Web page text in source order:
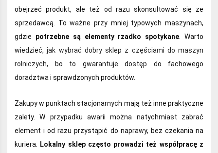
obejrzeć produkt, ale też od razu skonsultować się ze
sprzedawcą. To ważne przy mniej typowych maszynach,
gdzie potrzebne są elementy rzadko spotykane . Warto
wiedzieć,jak wybrać dobry sklep z częściami do maszyn
rolniczych, bo to gwarantuje dostęp do fachowego
doradztwa i sprawdzonych produktów.
Zakupy w punktach stacjonarnych mają też inne praktyczne
zalety. W przypadku awarii można natychmiast zabrać
element i od razu przystąpić do naprawy, bez czekania na
kuriera.
Lokalny sklep często prowadzi też współpracę z